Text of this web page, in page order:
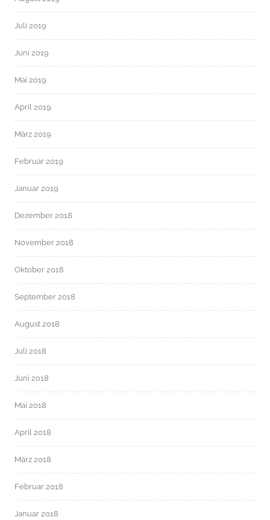
Juli 2019
Juni 2019
Mai 2019
April 2019
März 2019
Februar 2019
Januar 2019
Dezember 2018
November 2018
Oktober 2018
September 2018
August 2018
Juli 2018
Juni 2018
Mai 2018
April 2018
März 2018
Februar 2018
Januar 2018